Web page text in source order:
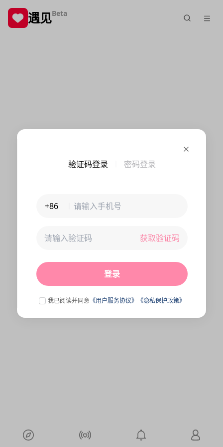
验证码登录 密码登录
+86
获取验证码
登录
我已阅读并同意 《用户服务协议》 《隐私保护政策》
遇见Beta
未连接到服务器,刷新一下试试